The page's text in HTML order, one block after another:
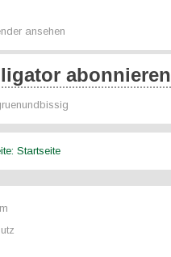
ansehen
abonnieren
Startseite